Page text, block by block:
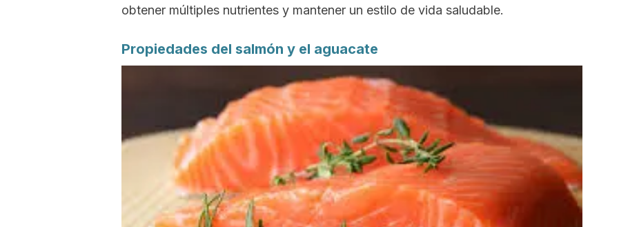
obtener múltiples nutrientes y mantener un estilo de vida saludable.
Propiedades del salmón y el aguacate